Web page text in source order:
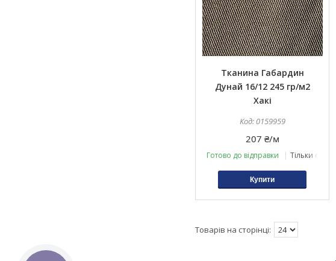
Тканина Габардин
Дунай 16/12 245 гр/м2
Хакі
0159959
207 ₴/м
Готово до відправки Тільки оптом
Купити